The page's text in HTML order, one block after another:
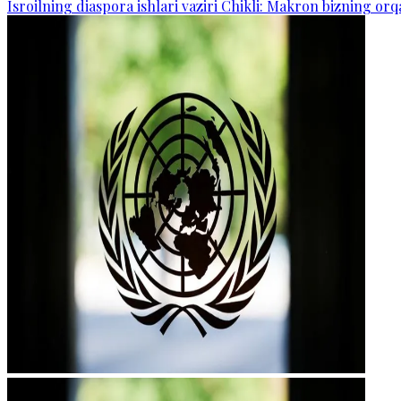
Isroilning diaspora ishlari vaziri Chikli: Makron bizning